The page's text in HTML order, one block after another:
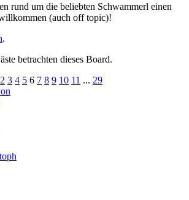
rund um die beliebten Schwammerl einen
(auch off topic)!
.
betrachten dieses Board.
2 3 4 5 6 7 8 9 10 11 ... 29